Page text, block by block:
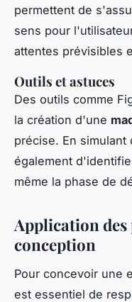
permettent de
sens pour
attentes prévisibles
Outils et astuces
Des outils comme
la création d'une
précise. En
également
même la phase de
Application des
conception
Pour concevoir une
est essentiel de